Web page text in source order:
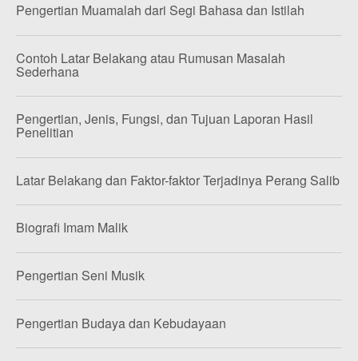
Pengertian Muamalah dari Segi Bahasa dan Istilah
Contoh Latar Belakang atau Rumusan Masalah
Sederhana
Pengertian, Jenis, Fungsi, dan Tujuan Laporan Hasil
Penelitian
Latar Belakang dan Faktor-faktor Terjadinya Perang Salib
Biografi Imam Malik
Pengertian Seni Musik
Pengertian Budaya dan Kebudayaan